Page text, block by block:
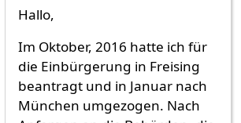
Hallo,
Im Oktober, 2016 hatte ich für
die Einbürgerung in Freising
beantragt und in Januar nach
München umgezogen. Nach